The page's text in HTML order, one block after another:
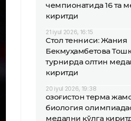
чемпионатида 16 та
киритди
21 iyul 2026, 16:15
Стол тенниси: Жания
Бекмуҳамбетова
турнирда олтин
киритди
20 iyul 2026, 19:38
Қозоғистон терма
биология
медални қўлга